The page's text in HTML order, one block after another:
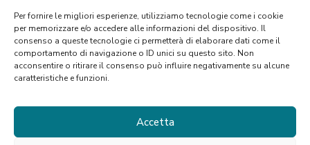
Per fornire le migliori esperienze, utilizziamo tecnologie come i cookie
per memorizzare e/o accedere alle informazioni del dispositivo. Il
consenso a queste tecnologie ci permetterà di elaborare dati come il
comportamento di navigazione o ID unici su questo sito. Non
acconsentire o ritirare il consenso può influire negativamente su alcune
caratteristiche e funzioni.
Accetta